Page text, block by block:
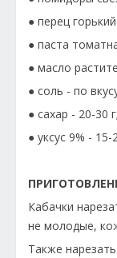
● перец
● паста
● масло
● соль - по
● сахар - 20-30 г;
● уксус 9% - 15-
Кабачки
не молодые,
Также